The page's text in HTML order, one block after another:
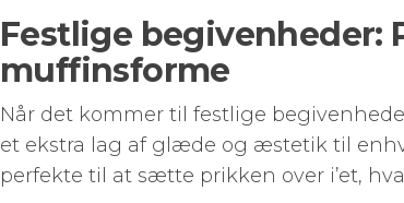
Festlige begivenheder:
muffinsforme
Når det kommer til festlige
et ekstra lag af glæde og æstetik til
perfekte til at sætte prikken over i’et,